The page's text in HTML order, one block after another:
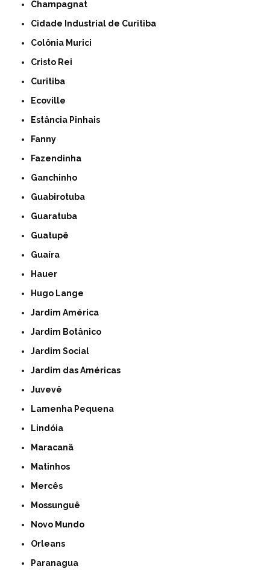
Champagnat
Cidade Industrial de Curitiba
Colônia Murici
Cristo Rei
Curitiba
Ecoville
Estância Pinhais
Fanny
Fazendinha
Ganchinho
Guabirotuba
Guaratuba
Guatupê
Guaíra
Hauer
Hugo Lange
Jardim América
Jardim Botânico
Jardim Social
Jardim das Américas
Juvevê
Lamenha Pequena
Lindóia
Maracanã
Matinhos
Mercês
Mossunguê
Novo Mundo
Orleans
Paranagua